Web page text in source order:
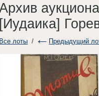
[Иудаика]
Все лоты / Предыдущий